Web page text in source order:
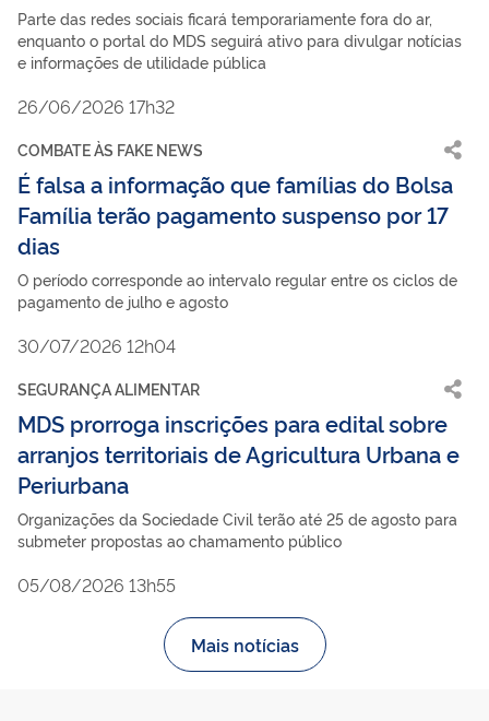
Parte das redes sociais ficará temporariamente fora do ar,
enquanto o portal do MDS seguirá ativo para divulgar notícias
e informações de utilidade pública
26/06/2026 17h32
COMBATE ÀS FAKE NEWS
É falsa a informação que famílias do Bolsa
Família terão pagamento suspenso por 17
dias
O período corresponde ao intervalo regular entre os ciclos de
pagamento de julho e agosto
30/07/2026 12h04
SEGURANÇA ALIMENTAR
MDS prorroga inscrições para edital sobre
arranjos territoriais de Agricultura Urbana e
Periurbana
Organizações da Sociedade Civil terão até 25 de agosto para
submeter propostas ao chamamento público
05/08/2026 13h55
Mais notícias